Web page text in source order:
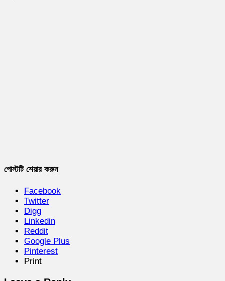
পোস্টটি শেয়ার করুন
Facebook
Twitter
Digg
Linkedin
Reddit
Google Plus
Pinterest
Print